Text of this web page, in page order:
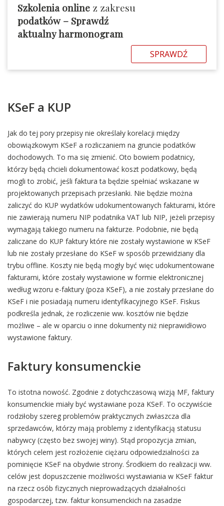
Szkolenia online z zakresu
podatków – Sprawdź
aktualny harmonogram
SPRAWDŹ
KSeF a KUP
Jak do tej pory przepisy nie określały korelacji między
obowiązkowym KSeF a rozliczaniem na gruncie podatków
dochodowych. To ma się zmienić. Oto bowiem podatnicy,
którzy będą chcieli dokumentować koszt podatkowy, będą
mogli to zrobić, jeśli faktura ta będzie spełniać wskazane w
projektowanych przepisach przesłanki. Nie będzie można
zaliczyć do KUP wydatków udokumentowanych fakturami, które
nie zawierają numeru NIP podatnika VAT lub NIP, jeżeli przepisy
wymagają takiego numeru na fakturze. Podobnie, nie będą
zaliczane do KUP faktury które nie zostały wystawione w KSeF
lub nie zostały przesłane do KSeF w sposób przewidziany dla
trybu offline. Koszty nie będą mogły być więc udokumentowane
fakturami, które zostały wystawione w formie elektronicznej
według wzoru e-faktury (poza KSeF), a nie zostały przesłane do
KSeF i nie posiadają numeru identyfikacyjnego KSeF. Fiskus
podkreśla jednak, że rozliczenie ww. kosztów nie będzie
możliwe – ale w oparciu o inne dokumenty niż nieprawidłowo
wystawione faktury.
Faktury konsumenckie
To istotna nowość. Zgodnie z dotychczasową wizją MF, faktury
konsumenckie miały być wystawiane poza KSeF. To oczywiście
rodziłoby szereg problemów praktycznych zwłaszcza dla
sprzedawców, którzy mają problemy z identyfikacją statusu
nabywcy (często bez swojej winy). Stąd propozycja zmian,
których celem jest rozłożenie ciężaru odpowiedzialności za
pominięcie KSeF na obydwie strony. Środkiem do realizacji ww.
celów jest dopuszczenie możliwości wystawiania w KSeF faktur
na rzecz osób fizycznych nieprowadzących działalności
gospodarczej, tzw. faktur konsumenckich na zasadzie